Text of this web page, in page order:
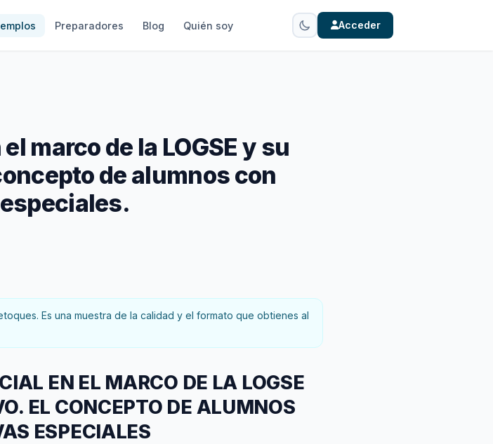
Preparadores Blog Quién soy Acceder
marco de la LOGSE y su
de alumnos con
Es una muestra de la calidad y el formato que obtienes al
EN EL MARCO DE LA LOGSE
EL CONCEPTO DE ALUMNOS
ESPECIALES